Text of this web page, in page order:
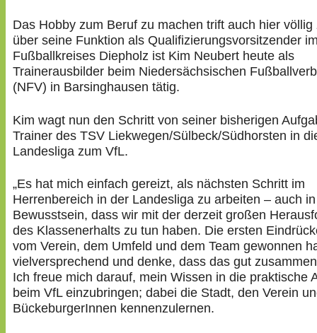
Das Hobby zum Beruf zu machen trift auch hier völlig
über seine Funktion als Qualifizierungsvorsitzender
Fußballkreises Diepholz ist Kim Neubert heute als
Trainerausbilder beim Niedersächsischen
(NFV) in Barsinghausen tätig.
Kim wagt nun den Schritt von seiner bisherigen
Trainer des TSV Liekwegen/Sülbeck/Südhorsten in
Landesliga zum VfL.
„Es hat mich einfach gereizt, als nächsten Schritt im
Herrenbereich in der Landesliga zu arbeiten – auch
Bewusstsein, dass wir mit der derzeit großen
des Klassenerhalts zu tun haben. Die ersten
vom Verein, dem Umfeld und dem Team gewonnen
vielversprechend und denke, dass das gut
Ich freue mich darauf, mein Wissen in die praktische
beim VfL einzubringen; dabei die Stadt, den Verein
BückeburgerInnen kennenzulernen.